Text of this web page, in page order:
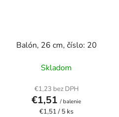
Balón, 26 cm, číslo: 20
Skladom
€1,23 bez DPH
€1,51 / balenie
Jednotková
€1,51 / 5 ks